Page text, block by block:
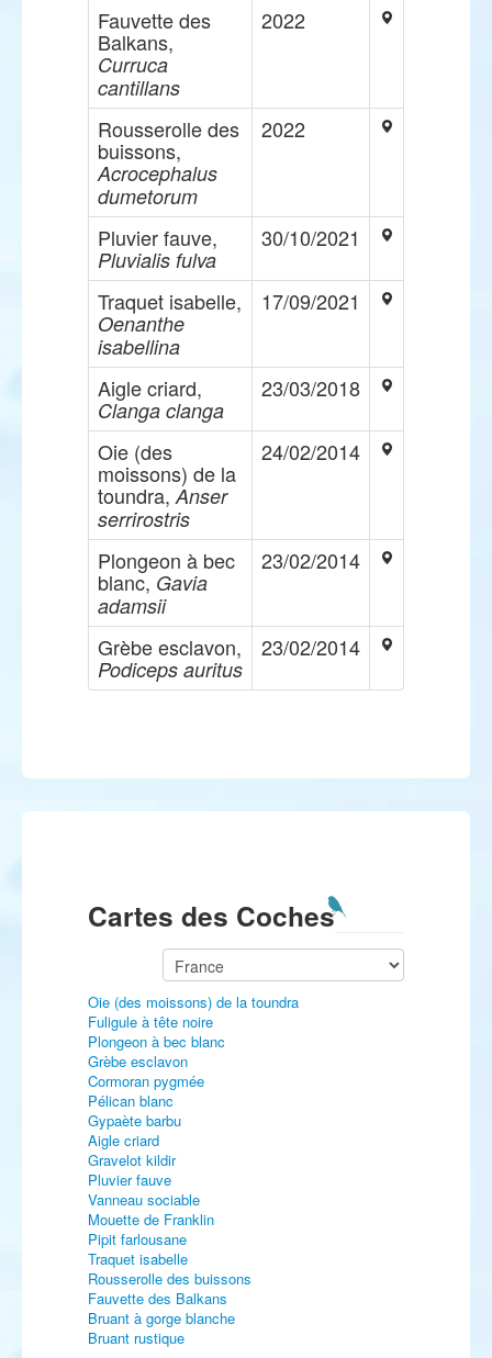
Fauvette des
Balkans,
Curruca
cantillans
2022
Rousserolle des
buissons,
Acrocephalus
dumetorum
2022
Pluvier fauve,
Pluvialis fulva
30/10/2021
Traquet isabelle,
Oenanthe
isabellina
17/09/2021
Aigle criard,
Clanga clanga
23/03/2018
Oie (des
moissons) de la
toundra, Anser
serrirostris
24/02/2014
Plongeon à bec
blanc, Gavia
adamsii
23/02/2014
Grèbe esclavon,
Podiceps auritus
23/02/2014
Cartes des Coches
Oie (des moissons) de la toundra
Fuligule à tête noire
Plongeon à bec blanc
Grèbe esclavon
Cormoran pygmée
Pélican blanc
Gypaète barbu
Aigle criard
Gravelot kildir
Pluvier fauve
Vanneau sociable
Mouette de Franklin
Pipit farlousane
Traquet isabelle
Rousserolle des buissons
Fauvette des Balkans
Bruant à gorge blanche
Bruant rustique